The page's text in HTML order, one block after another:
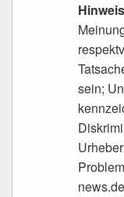
sein;
news.de